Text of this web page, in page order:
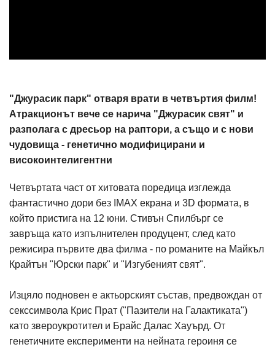
"Джурасик парк" отваря врати в четвъртия филм!
Атракционът вече се нарича "Джурасик свят" и
разполага с дресьор на раптори, а също и с нови
чудовища - генетично модифицирани и
високоинтелигентни
Четвъртата част от хитовата поредица изглежда
фантастично дори без IMAX екрана и 3D формата, в
който пристига на 12 юни. Стивън Спилбърг се
завръща като изпълнителен продуцент, след като
режисира първите два филма - по романите на Майкъл
Крайтън "Юрски парк" и "Изгубеният свят".
Изцяло подновен е актьорският състав, предвождан от
секссимвола Крис Прат ("Пазители на Галактиката")
като звероукротител и Брайс Далас Хауърд. От
генетичните експерименти на нейната героиня се